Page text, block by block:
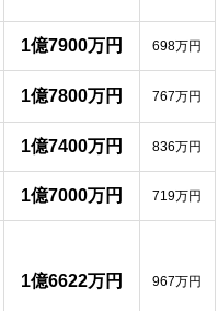
1億7900万円 698万円
1億7800万円 767万円
1億7400万円 836万円
1億7000万円 719万円
1億6622万円 967万円